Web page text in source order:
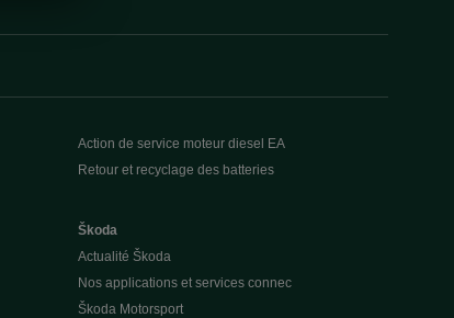
Action de service moteur diesel EA
Retour et recyclage des batteries
Škoda
Actualité Škoda
Nos applications et services connec
Škoda Motorsport